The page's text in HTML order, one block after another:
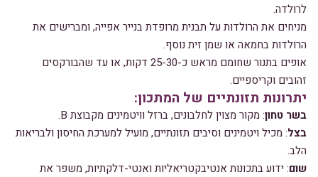
לרולדה.
מניחים את הרולדות על תבנית מרופדת בנייר אפייה, ומברישים את
הרולדות בחמאה או שמן זית נוסף.
אופים בתנור שחומם מראש כ-25-30 דקות, או עד שהבורקסים
זהובים וקריספיים.
יתרונות תזונתיים של המתכון:
בשר טחון: מקור מצוין לחלבונים, ברזל וויטמינים מקבוצת B.
בצל: מכיל ויטמינים וסיבים תזונתיים, מועיל למערכת החיסון ולבריאות
הלב.
שום: ידוע בתכונות אנטיבקטריאליות ואנטי-דלקתיות, משפר את